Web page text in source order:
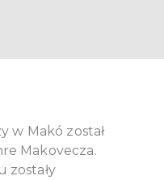
w Makó został
Makovecza.
zostały